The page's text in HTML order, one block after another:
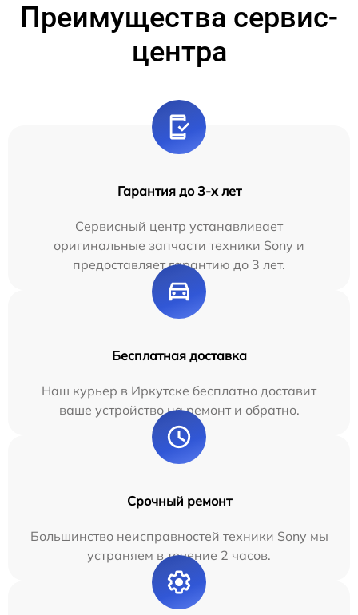
Преимущества сервис-
центра
Гарантия до 3-х лет
Сервисный центр устанавливает
оригинальные запчасти техники Sony и
предоставляет гарантию до 3 лет.
Бесплатная доставка
Наш курьер в Иркутске бесплатно доставит
ваше устройство на ремонт и обратно.
Срочный ремонт
Большинство неисправностей техники Sony мы
устраняем в течение 2 часов.